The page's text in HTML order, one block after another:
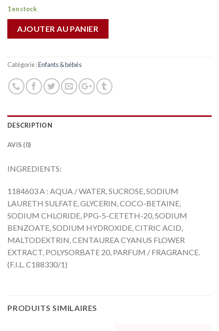
1 en stock
AJOUTER AU PANIER
Catégorie :Enfants & bébés
DESCRIPTION
AVIS (0)
INGREDIENTS:
1184603 A : AQUA / WATER, SUCROSE, SODIUM
LAURETH SULFATE, GLYCERIN , COCO-BETAINE,
SODIUM CHLORIDE, PPG-5-CETETH-20, SODIUM
BENZOATE, SODIUM HYDROXIDE, CITRIC ACID,
MALTODEXTRIN, CENTAUREA CYANUS FLOWER
EXTRACT, POLYSORBATE 20, PARFUM / FRAGRANCE.
(F.I.L. C188330/1)
PRODUITS SIMILAIRES